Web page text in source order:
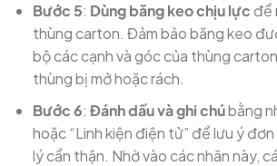
Bước 5: Dùng băng keo chịu lực để
thùng carton. Đảm bảo băng keo
bộ các cạnh và góc của thùng
thùng bị mở hoặc rách.
Bước 6: Đánh dấu và ghi chúbằng
hoặc “Linh kiện điện tử” để lưu ý
lý cẩn thận. Nhờ vào các nhãn này,